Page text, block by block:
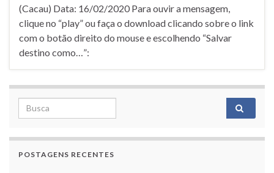
(Cacau) Data: 16/02/2020 Para ouvir a mensagem,
clique no “play” ou faça o download clicando sobre o link
com o botão direito do mouse e escolhendo “Salvar
destino como…”:
Search for:
POSTAGENS RECENTES